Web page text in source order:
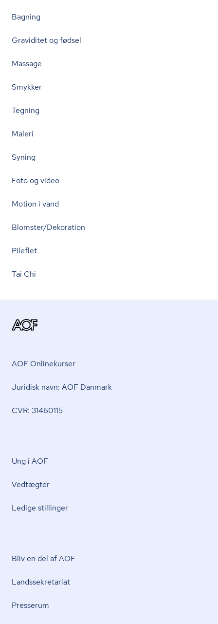
Bagning
Graviditet og fødsel
Massage
Smykker
Tegning
Maleri
Syning
Foto og video
Motion i vand
Blomster/Dekoration
Pileflet
Tai Chi
AOF Onlinekurser
Juridisk navn: AOF Danmark
CVR: 31460115
Ung i AOF
Vedtægter
Ledige stillinger
Bliv en del af AOF
Lands­se­kre­ta­ri­at
Presserum